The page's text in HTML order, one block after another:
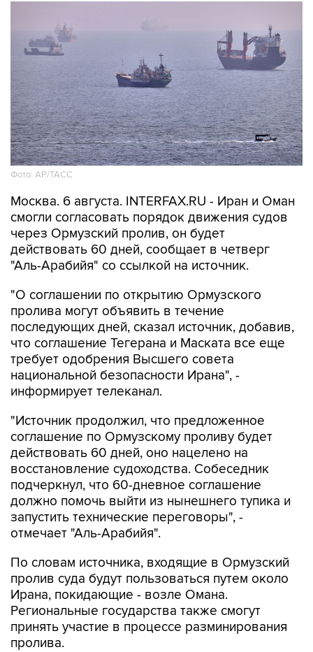
Фото: AP/ТАСС
Москва. 6 августа. INTERFAX.RU - Иран и Оман
смогли согласовать порядок движения судов
через Ормузский пролив, он будет
действовать 60 дней, сообщает в четверг
"Аль-Арабийя" со ссылкой на источник.
"О соглашении по открытию Ормузского
пролива могут объявить в течение
последующих дней, сказал источник, добавив,
что соглашение Тегерана и Маската все еще
требует одобрения Высшего совета
национальной безопасности Ирана", -
информирует телеканал.
"Источник продолжил, что предложенное
соглашение по Ормузскому проливу будет
действовать 60 дней, оно нацелено на
восстановление судоходства. Собеседник
подчеркнул, что 60-дневное соглашение
должно помочь выйти из нынешнего тупика и
запустить технические переговоры", -
отмечает "Аль-Арабийя".
По словам источника, входящие в Ормузский
пролив суда будут пользоваться путем около
Ирана, покидающие - возле Омана.
Региональные государства также смогут
принять участие в процессе разминирования
пролива.